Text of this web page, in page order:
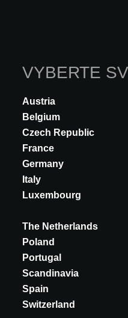
VYBERTE
Austria
Belgium
Czech Republic
France
Germany
Italy
Luxembourg
The Netherlands
Poland
Portugal
Scandinavia
Spain
Switzerland
Tato funkce je určena
interiérové designéry a
Přihlaste se zde nebo
PŘIHLÁSIT SE
A@WLISBON
A@W Newsletter